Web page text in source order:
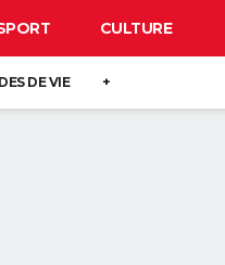
CULTURE
DE VIE +